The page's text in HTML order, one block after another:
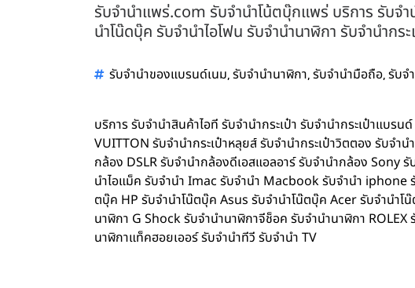
รับจํานําแพร่.com รับจำนำโน้ตบุ๊กแพร่ บริการ รับจ
นำโน๊ดบุ๊ค รับจำนำไอโฟน รับจำนำนาฬิกา รับจำนำกร
รับจำนำของแบรนด์เนม,รับจำนำนาฬิกา,รับจำนำมือถือ,รับจ
บริการ รับจำนำสินค้าไอที รับจำนำกระเป๋า รับจำนำกระเป๋าแบรน
VUITTON รับจำนำกระเป๋าหลุยส์ รับจำนำกระเป๋าวิตตอง รับ
กล้อง DSLR รับจำนำกล้องดีเอสแอลอาร์ รับจำนำกล้อง Sony
นำไอแม็ค รับจำนำ Imac รับจำนำ Macbook รับจำนำ iphone
ตบุ๊ค HP รับจำนำโน๊ตบุ๊ค Asus รับจำนำโน๊ตบุ๊ค Acer รับจำนำ
นาฬิกา G Shock รับจำนำนาฬิกาจีช็อค รับจำนำนาฬิกา
นาฬิกาแท็คฮอยเออร์ รับจำนำทีวี รับจำนำ TV